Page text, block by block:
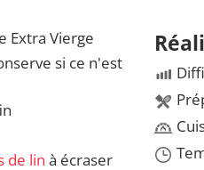
Extra Vierge
si ce n'est
de lin à écraser